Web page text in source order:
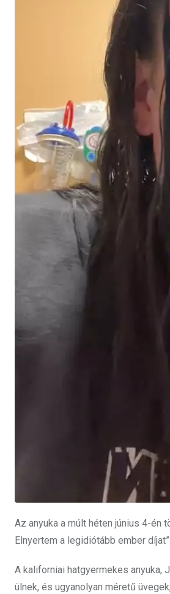
Az anyuka a múlt héten június 4-én
Elnyertem a legidiótább ember díjat”.
A kaliforniai hatgyermekes anyuka,
ülnek, és ugyanolyan méretű